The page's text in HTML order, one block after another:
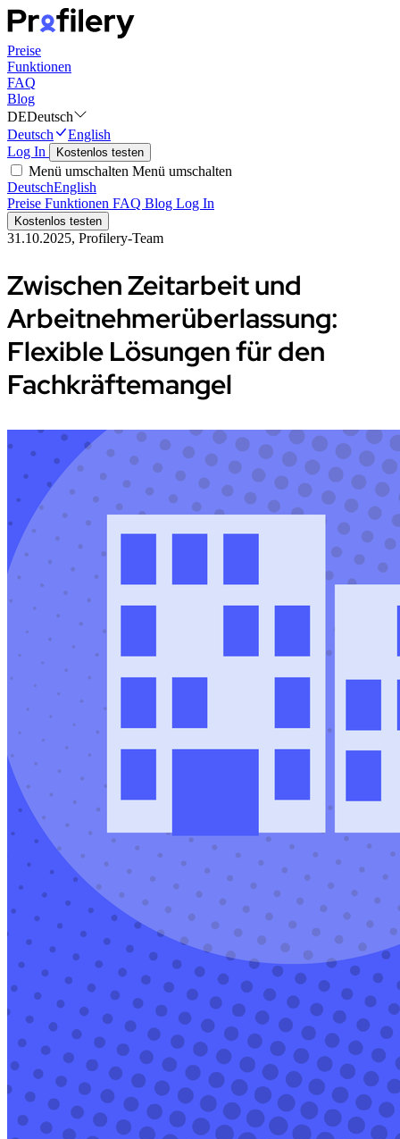
Preise
Funktionen
FAQ
Blog
DEDeutsch
Deutsch
English
Log In
Kostenlos testen
Menü umschalten Menü umschalten
DeutschEnglish
Preise Funktionen FAQ Blog Log In
Kostenlos testen
31.10.2025, Profilery-Team
Zwischen Zeitarbeit und
Arbeitnehmerüberlassung:
Flexible Lösungen für den
Fachkräftemangel